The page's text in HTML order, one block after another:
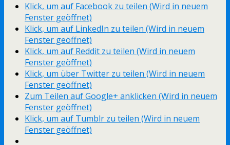
Klick, um auf Facebook zu teilen (Wird in neuem
Fenster geöffnet)
Klick, um auf LinkedIn zu teilen (Wird in neuem
Fenster geöffnet)
Klick, um auf Reddit zu teilen (Wird in neuem
Fenster geöffnet)
Klick, um über Twitter zu teilen (Wird in neuem
Fenster geöffnet)
Zum Teilen auf Google+ anklicken (Wird in neuem
Fenster geöffnet)
Klick, um auf Tumblr zu teilen (Wird in neuem
Fenster geöffnet)